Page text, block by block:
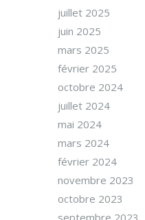
juillet 2025
juin 2025
mars 2025
février 2025
octobre 2024
juillet 2024
mai 2024
mars 2024
février 2024
novembre 2023
octobre 2023